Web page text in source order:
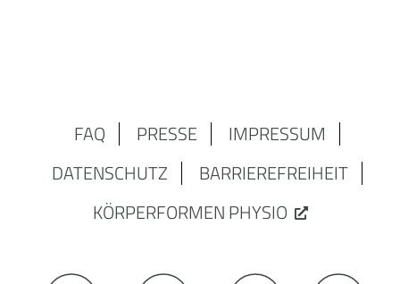
FAQ PRESSE
IMPRESSUM
DATENSCHUTZ
BARRIEREFREIHEIT
KÖRPERFORMEN PHYSIO